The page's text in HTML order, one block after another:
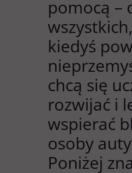
pomocą –
kiedyś
chcą się
rozwijać i
wspierać
osoby
Poniżej